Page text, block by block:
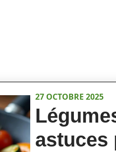
27 OCTOBRE 2025
astuces